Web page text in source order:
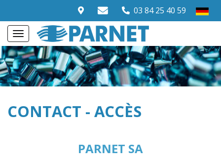
03 84 25 40 59
CONTACT - ACCÈS
PARNET SA